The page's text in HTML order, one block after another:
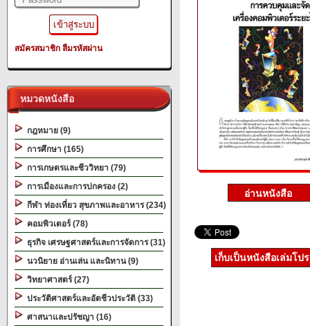
สมัครสมาชิก ลืมรหัสผ่าน
หมวดหนังสือ
กฎหมาย (9)
การศึกษา (165)
การเกษตรและชีววิทยา (79)
การเมืองและการปกครอง (2)
กีฬา ท่องเที่ยว สุขภาพและอาหาร (234)
คอมพิวเตอร์ (78)
ธุรกิจ เศรษฐศาสตร์และการจัดการ (31)
นวนิยาย อ่านเล่น และนิทาน (9)
วิทยาศาสตร์ (27)
ประวัติศาสตร์และอัตชีวประวัติ (33)
ศาสนาและปรัชญา (16)
เก็บเป็นหนังสือเล่มโป